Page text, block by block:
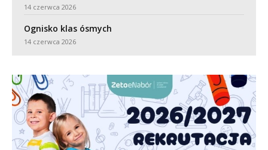
14 czerwca 2026
Ognisko klas ósmych
14 czerwca 2026